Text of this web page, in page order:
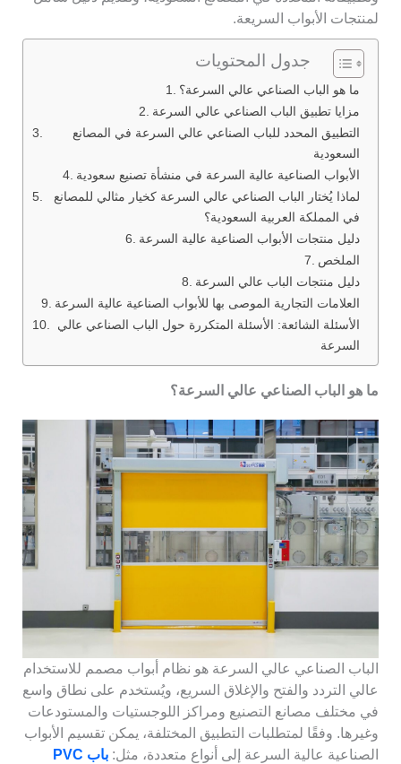
لمنتجات الأبواب السريعة.
جدول المحتويات
ما هو الباب الصناعي عالي السرعة؟
مزايا تطبيق الباب الصناعي عالي السرعة
التطبيق المحدد للباب الصناعي عالي السرعة في المصانع
السعودية
الأبواب الصناعية عالية السرعة في منشأة تصنيع سعودية
لماذا يُختار الباب الصناعي عالي السرعة كخيار مثالي للمصانع
في المملكة العربية السعودية؟
دليل منتجات الأبواب الصناعية عالية السرعة
الملخص
دليل منتجات الباب عالي السرعة
العلامات التجارية الموصى بها للأبواب الصناعية عالية السرعة
الأسئلة الشائعة: الأسئلة المتكررة حول الباب الصناعي عالي
السرعة
ما هو الباب الصناعي عالي السرعة؟
الباب الصناعي عالي السرعة هو نظام أبواب مصمم للاستخدام
عالي التردد والفتح والإغلاق السريع، ويُستخدم على نطاق واسع
في مختلف مصانع التصنيع ومراكز اللوجستيات والمستودعات
وغيرها. وفقًا لمتطلبات التطبيق المختلفة، يمكن تقسيم الأبواب
الصناعية عالية السرعة إلى أنواع متعددة، مثل:
باب PVC